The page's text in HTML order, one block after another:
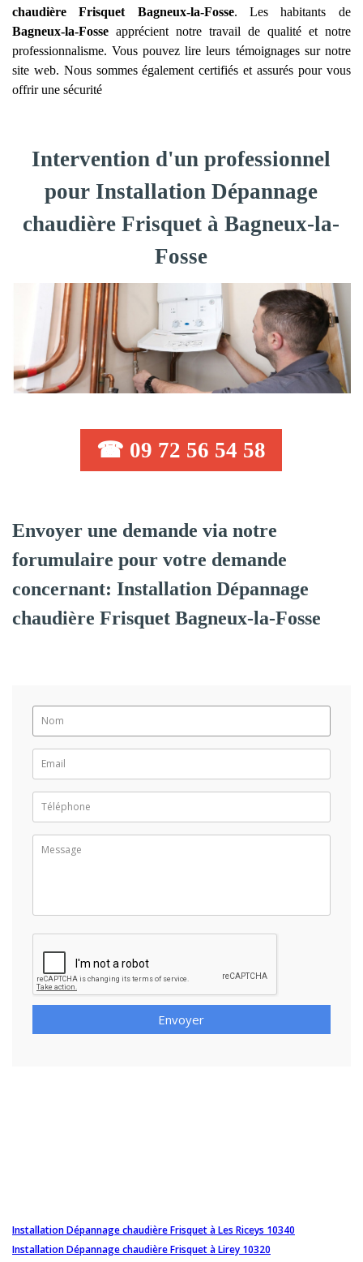
chaudière Frisquet
Bagneux-la-Fosse. Les habitants de
Bagneux-la-Fosse apprécient notre travail de qualité et notre
professionnalisme. Vous pouvez lire leurs témoignages sur notre
site web. Nous sommes également certifiés et assurés pour vous
offrir une sécurité
Intervention d'un professionnel
pour Installation Dépannage
chaudière Frisquet à Bagneux-la-
Fosse
☎ 09 72 56 54 58
Envoyer une demande via notre
forumulaire pour votre demande
concernant: Installation Dépannage
chaudière Frisquet Bagneux-la-Fosse
Envoyer
Installation Dépannage chaudière Frisquet à Les Riceys 10340
Installation Dépannage chaudière Frisquet à Lirey 10320